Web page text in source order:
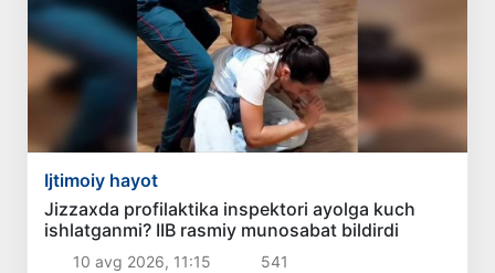
Ijtimoiy hayot
Jizzaxda profilaktika inspektori ayolga kuch
ishlatganmi? IIB rasmiy munosabat bildirdi
10 avg 2026, 11:15 541